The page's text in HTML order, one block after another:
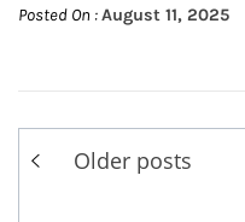
Posted On :August 11, 2025
Posts
navigation
Older posts